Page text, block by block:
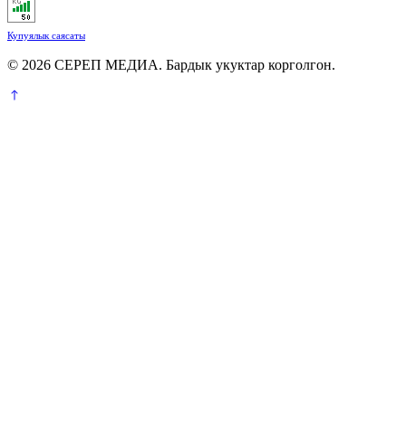
Купуялык саясаты
© 2026 СЕРЕП МЕДИА. Бардык укуктар корголгон.